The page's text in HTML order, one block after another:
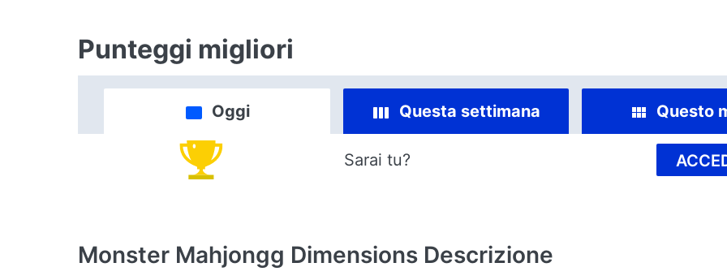
Punteggi migliori
Oggi Questa settimana Questo
Sarai tu?
Monster Mahjongg Dimensions Descrizione